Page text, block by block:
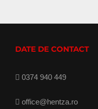
DATE DE CONTACT
0374 940 449
office@hentza.ro